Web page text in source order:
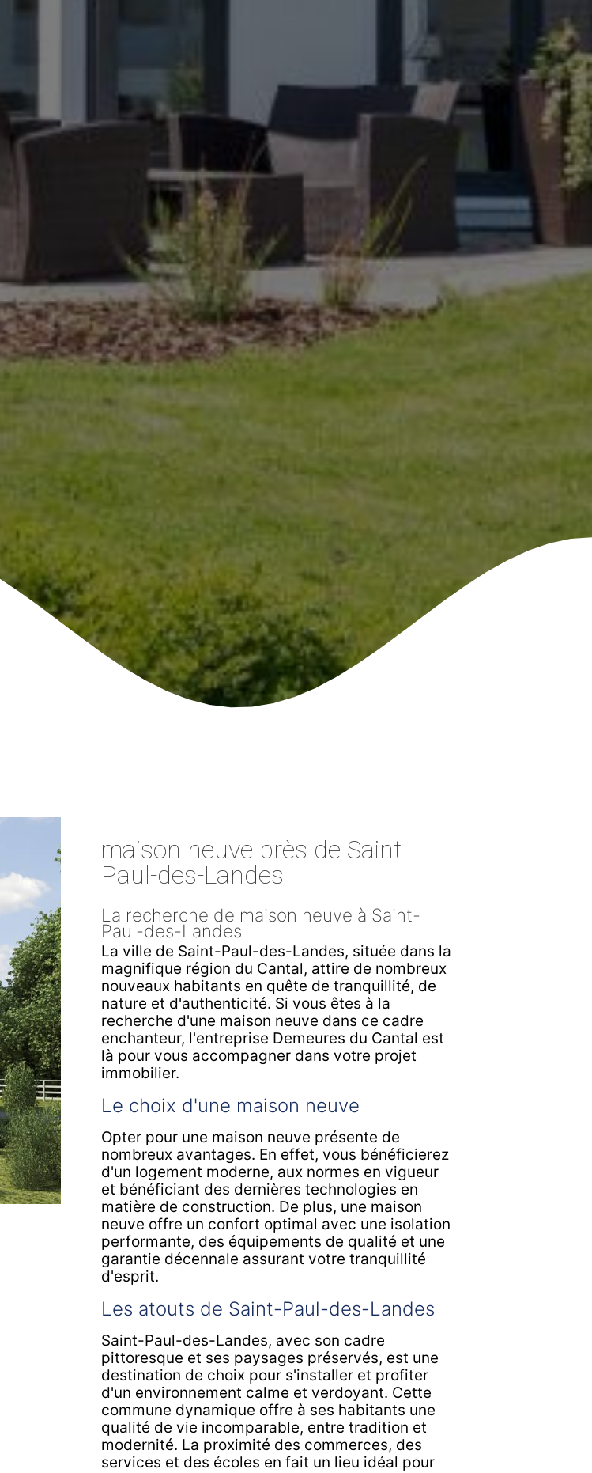
maison neuve près de Saint-
Paul-des-Landes
La recherche de maison neuve à Saint-
Paul-des-Landes
La ville de Saint-Paul-des-Landes, située dans la
magnifique région du Cantal, attire de nombreux
nouveaux habitants en quête de tranquillité, de
nature et d'authenticité. Si vous êtes à la
recherche d'une maison neuve dans ce cadre
enchanteur, l'entreprise Demeures du Cantal est
là pour vous accompagner dans votre projet
immobilier.
Le choix d'une maison neuve
Opter pour une maison neuve présente de
nombreux avantages. En effet, vous bénéficierez
d'un logement moderne, aux normes en vigueur
et bénéficiant des dernières technologies en
matière de construction. De plus, une maison
neuve offre un confort optimal avec une isolation
performante, des équipements de qualité et une
garantie décennale assurant votre tranquillité
d'esprit.
Les atouts de Saint-Paul-des-Landes
Saint-Paul-des-Landes, avec son cadre
pittoresque et ses paysages préservés, est une
destination de choix pour s'installer et profiter
d'un environnement calme et verdoyant. Cette
commune dynamique offre à ses habitants une
qualité de vie incomparable, entre tradition et
modernité. La proximité des commerces, des
services et des écoles en fait un lieu idéal pour